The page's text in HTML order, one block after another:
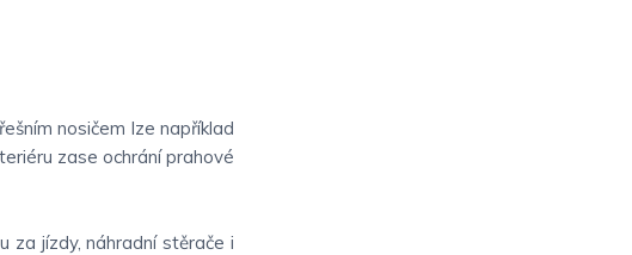
nosičem lze například
zase ochrání prahové
za jízdy, náhradní stěrače i